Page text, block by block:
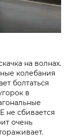
на волнах.
колебания
болтаться
в
не сбивается
очень